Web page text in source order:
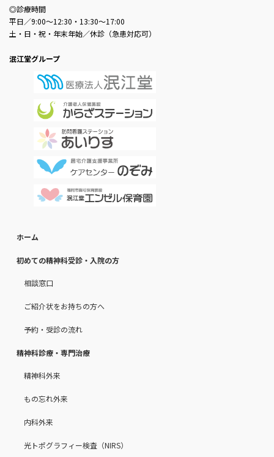
◎診療時間
平日／9:00～12:30・13:30～17:00
土・日・祝・年末年始／休診（急患対応可）
泯江堂グループ
ホーム
初めての精神科受診・入院の方
相談窓口
ご紹介状をお持ちの方へ
予約・受診の流れ
精神科診療・専門治療
精神科外来
もの忘れ外来
内科外来
光トポグラフィー検査（NIRS）